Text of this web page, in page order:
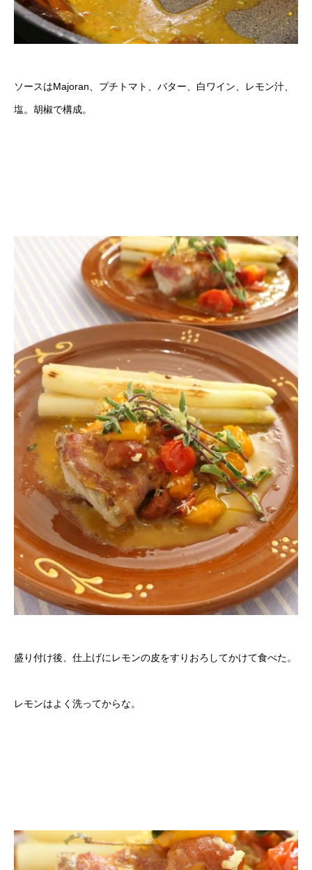
ソースはMajoran、プチトマト、バター、白ワイン、レモン汁、
塩。胡椒で構成。
盛り付け後、仕上げにレモンの皮をすりおろしてかけて食べた。
レモンはよく洗ってからな。